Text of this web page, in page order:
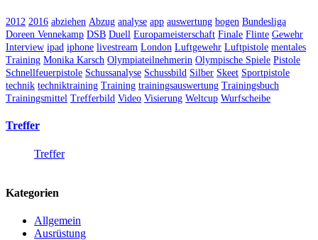
2012 2016 abziehen Abzug analyse app auswertung bogen Bundesliga
Doreen Vennekamp DSB Duell Europameisterschaft Finale Flinte Gewehr
Interview ipad iphone livestream London Luftgewehr Luftpistole mentales
Training Monika Karsch Olympiateilnehmerin Olympische Spiele Pistole
Schnellfeuerpistole Schussanalyse Schussbild Silber Skeet Sportpistole
technik techniktraining Training trainingsauswertung Trainingsbuch
Trainingsmittel Trefferbild Video Visierung Weltcup Wurfscheibe
Treffer
Treffer
Kategorien
Allgemein
Ausrüstung